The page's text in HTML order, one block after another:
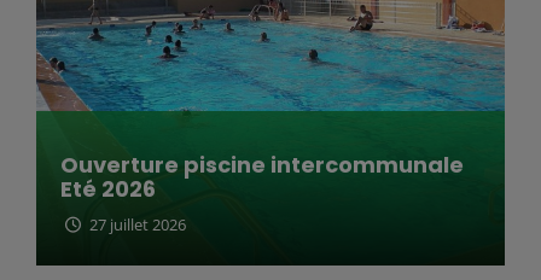
Ouverture piscine intercommunale
Eté 2026
27 juillet 2026